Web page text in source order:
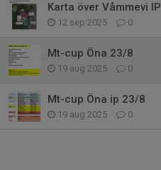
Karta över Våmmevi IP
12 sep 2025 0
Mt-cup Öna 23/8
19 aug 2025 0
Mt-cup Öna ip 23/8
19 aug 2025 0